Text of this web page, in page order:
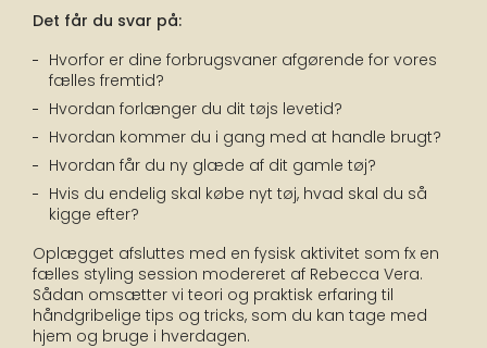
Det får du svar på:
Hvorfor er dine forbrugsvaner afgørende for vores
fælles fremtid?
Hvordan forlænger du dit tøjs levetid?
Hvordan kommer du i gang med at handle brugt?
Hvordan får du ny glæde af dit gamle tøj?
Hvis du endelig skal købe nyt tøj, hvad skal du så
kigge efter?
Oplægget afsluttes med en fysisk aktivitet som fx en
fælles styling session modereret af Rebecca Vera.
Sådan omsætter vi teori og praktisk erfaring til
håndgribelige tips og tricks, som du kan tage med
hjem og bruge i hverdagen.